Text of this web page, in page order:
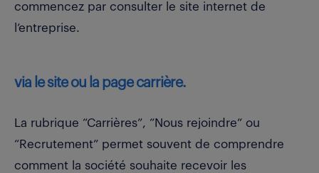
commencez par consulter le site internet de
l’entreprise.
via le site ou la page carrière.
La rubrique “Carrières”, “Nous rejoindre” ou
“Recrutement” permet souvent de comprendre
comment la société souhaite recevoir les